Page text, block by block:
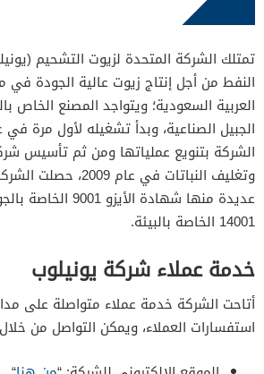
تمتلك الشركة المتحدة لزيوت التشحيم
النفط من أجل إنتاج زيوت عالية الجودة
العربية السعودية؛ ويتواجد المصنع
الشركة بتنويع عملياتها ومن ثم تأسيس
وتغليف النباتات في عام
عديدة منها شهادة
14001 الخاصة بالبيئة.
خدمة عملاء شركة يونيلوب
أتاحت الشركة خدمة عملاء متواصلة على
استفسارات العملاء، ويمكن التواصل من